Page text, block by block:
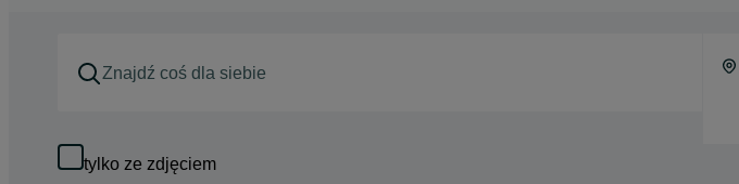
tylko ze zdjęciem